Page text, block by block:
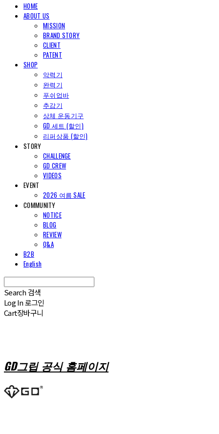
HOME
ABOUT US
MISSION
BRAND STORY
CLIENT
PATENT
SHOP
악력기
완력기
푸쉬업바
추감기
상체 운동기구
GD 세트 (할인)
리퍼상품 (할인)
STORY
CHALLENGE
GD CREW
VIDEOS
EVENT
2026 여름 SALE
COMMUNITY
NOTICE
BLOG
REVIEW
Q&A
B2B
English
Search 검색
Log In로그인
Cart장바구니
GD그립 공식 홈페이지